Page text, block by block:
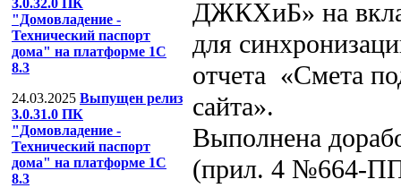
3.0.32.0 ПК
"Домовладение -
Технический паспорт
дома" на платформе 1С
8.3
24.03.2025 Выпущен релиз
3.0.31.0 ПК
"Домовладение -
Технический паспорт
дома" на платформе 1С
8.3
ДЖКХиБ» на
для
отчета «Смета
сайта».
Выполнена
(прил. 4 №664-